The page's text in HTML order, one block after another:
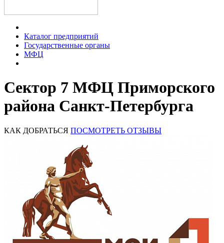
Каталог предприятий
Государственные органы
МФЦ
Сектор 7 МФЦ Приморского
района Санкт-Петербурга
КАК ДОБРАТЬСЯ ПОСМОТРЕТЬ ОТЗЫВЫ